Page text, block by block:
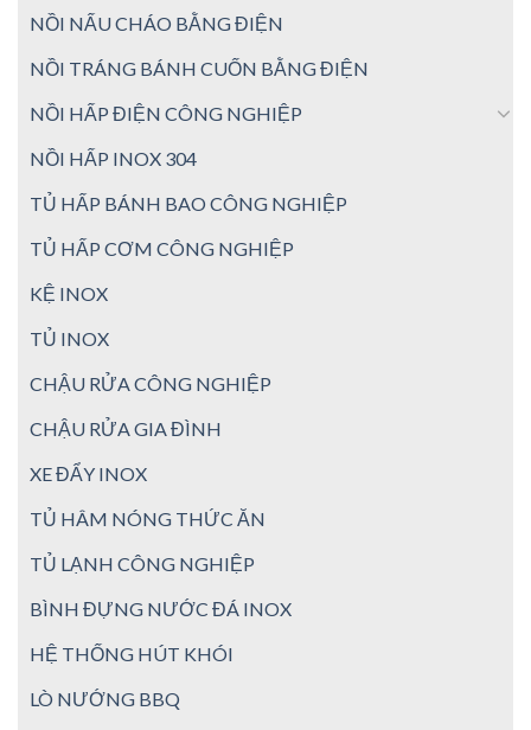
NỒI NẤU CHÁO BẰNG ĐIỆN
NỒI TRÁNG BÁNH CUỐN BẰNG ĐIỆN
NỒI HẤP ĐIỆN CÔNG NGHIỆP
NỒI HẤP INOX 304
TỦ HẤP BÁNH BAO CÔNG NGHIỆP
TỦ HẤP CƠM CÔNG NGHIỆP
KỆ INOX
TỦ INOX
CHẬU RỬA CÔNG NGHIỆP
CHẬU RỬA GIA ĐÌNH
XE ĐẨY INOX
TỦ HÂM NÓNG THỨC ĂN
TỦ LẠNH CÔNG NGHIỆP
BÌNH ĐỰNG NƯỚC ĐÁ INOX
HỆ THỐNG HÚT KHÓI
LÒ NƯỚNG BBQ